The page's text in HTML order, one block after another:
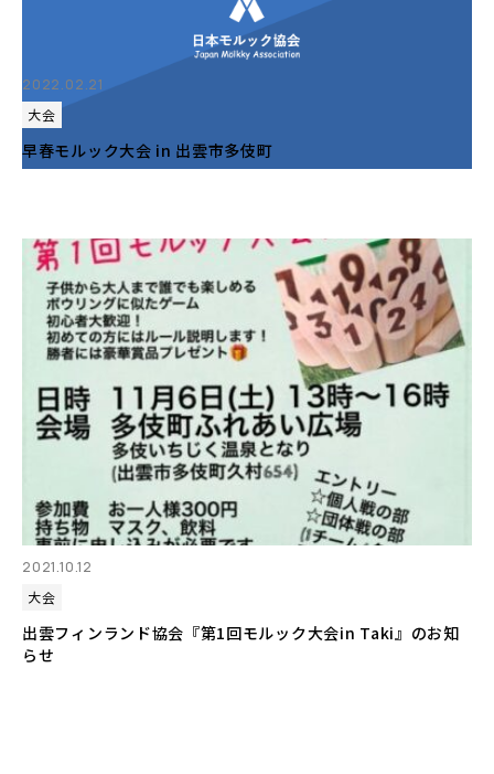
2022.02.21
大会
早春モルック大会 in 出雲市多伎町
2021.10.12
大会
出雲フィンランド協会『第1回モルック大会in Taki』のお知
らせ